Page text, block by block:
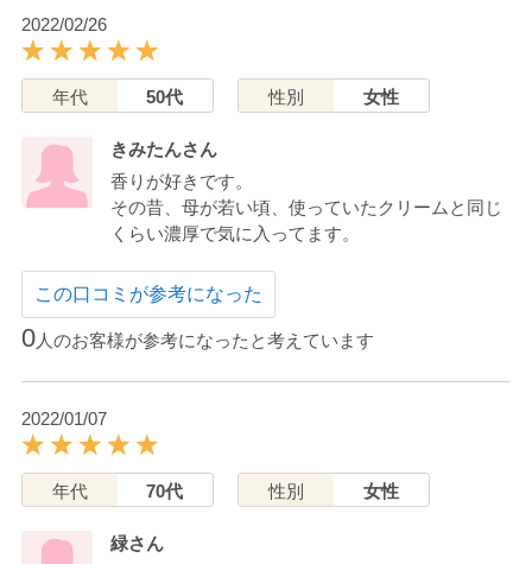
2022/02/26
年代 50代 性別 女性
きみたんさん
香りが好きです。
その昔、母が若い頃、使っていたクリームと同じ
くらい濃厚で気に入ってます。
この口コミが参考になった
0人のお客様が参考になったと考えています
2022/01/07
年代 70代 性別 女性
緑さん